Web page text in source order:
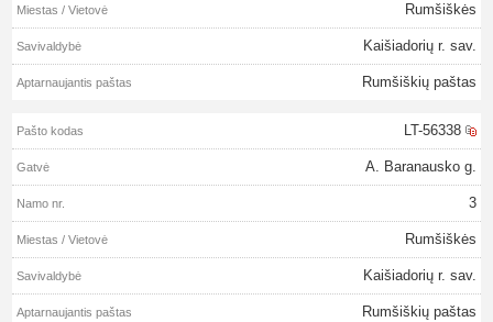
Rumšiškės
Kaišiadorių r. sav.
Rumšiškių paštas
LT-56338
A. Baranausko g.
3
Rumšiškės
Kaišiadorių r. sav.
Rumšiškių paštas